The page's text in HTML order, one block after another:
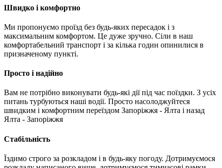
Швидко і комфортно
Ми пропонуємо проїзд без будь-яких пересадок і з
максимальним комфортом. Це дуже зручно. Сіли в наш
комфортабельний транспорт і за кілька годин опинилися в
призначеному пункті.
Просто і надійно
Вам не потрібно виконувати будь-які дії під час поїздки. З усіх
питань турбуються наші водії. Просто насолоджуйтеся
швидким і комфортним переїздом Запоріжжя - Ялта і назад
Ялта - Запоріжжя
Стабільність
Їздимо строго за розкладом і в будь-яку погоду. Дотримуємося